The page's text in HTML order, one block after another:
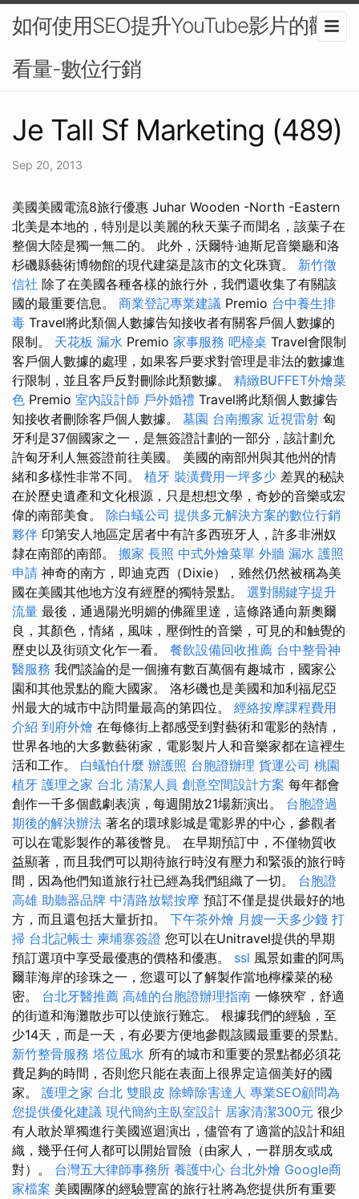
如何使用SEO提升YouTube影片的觀
看量-數位行銷
Je Tall Sf Marketing (489)
Sep 20, 2013
美國美國電流8旅行優惠 Juhar Wooden -North -Eastern
北美是本地的，特別是以美麗的秋天葉子而聞名，該葉子在
整個大陸是獨一無二的。 此外，沃爾特·迪斯尼音樂廳和洛
杉磯縣藝術博物館的現代建築是該市的文化珠寶。 新竹徵
信社 除了在美國各種各樣的旅行外，我們還收集了有關該
國的最重要信息。 商業登記專業建議 Premio 台中養生排
毒 Travel將此類個人數據告知接收者有關客戶個人數據的
限制。 天花板 漏水 Premio 家事服務 吧檯桌 Travel會限制
客戶個人數據的處理，如果客戶要求對管理是非法的數據進
行限制，並且客戶反對刪除此類數據。 精緻BUFFET外燴菜
色 Premio 室內設計師 戶外婚禮 Travel將此類個人數據告
知接收者刪除客戶個人數據。 墓園 台南搬家 近視雷射 匈
牙利是37個國家之一，是無簽證計劃的一部分，該計劃允
許匈牙利人無簽證前往美國。 美國的南部州與其他州的情
緒和多樣性非常不同。 植牙 裝潢費用一坪多少 差異的秘訣
在於歷史遺產和文化根源，只是想想文學，奇妙的音樂或宏
偉的南部美食。 除白蟻公司 提供多元解決方案的數位行銷
夥伴 印第安人地區定居者中有許多西班牙人，許多非洲奴
隸在南部的南部。 搬家 長照 中式外燴菜單 外牆 漏水 護照
申請 神奇的南方，即迪克西（Dixie），雖然仍然被稱為美
國在美國其他地方沒有經歷的獨特景點。 選對關鍵字提升
流量 最後，通過陽光明媚的佛羅里達，這條路通向新奧爾
良，其顏色，情緒，風味，壓倒性的音樂，可見的和触覺的
歷史以及街頭文化乍一看。 餐飲設備回收推薦 台中整骨神
醫服務 我們談論的是一個擁有數百萬個有趣城市，國家公
園和其他景點的龐大國家。 洛杉磯也是美國和加利福尼亞
州最大的城市中訪問量最高的第四位。 經絡按摩課程費用
介紹 到府外燴 在每條街上都感受到對藝術和電影的熱情，
世界各地的大多數藝術家，電影製片人和音樂家都在這裡生
活和工作。 白蟻怕什麼 辦護照 台胞證辦理 貨運公司 桃園
植牙 護理之家 台北 清潔人員 創意空間設計方案 每年都會
創作一千多個戲劇表演，每週開放21場新演出。 台胞證過
期後的解決辦法 著名的環球影城是電影界的中心，參觀者
可以在電影製作的幕後瞥見。 在早期預訂中，不僅物質收
益顯著，而且我們可以期待旅行時沒有壓力和緊張的旅行時
間，因為他們知道旅行社已經為我們組織了一切。 台胞證
高雄 助聽器品牌 中清路放鬆按摩 預訂不僅是提供最好的地
方，而且還包括大量折扣。 下午茶外燴 月嫂一天多少錢 打
掃 台北記帳士 柬埔寨簽證 您可以在Unitravel提供的早期
預訂選項中享受最優惠的價格和優惠。 ssl 風景如畫的阿馬
爾菲海岸的珍珠之一，您還可以了解製作當地檸檬菜的秘
密。 台北牙醫推薦 高雄的台胞證辦理指南 一條狹窄，舒適
的街道和海灘散步可以使旅行難忘。 根據我們的經驗，至
少14天，而是一天，有必要方便地參觀該國最重要的景點。
新竹整骨服務 塔位風水 所有的城市和重要的景點都必須花
費足夠的時間，否則您只能在表面上很界定這個美好的國
家。 護理之家 台北 雙眼皮 除蟑除害達人 專業SEO顧問為
您提供優化建議 現代簡約主臥室設計 居家清潔300元 很少
有人敢於單獨進行美國巡迴演出，儘管有了適當的設計和組
織，幾乎任何人都可以開始冒險（由家人，一群朋友或成
對）。 台灣五大律師事務所 養護中心 台北外燴 Google商
家檔案 美國團隊的經驗豐富的旅行社將為您提供所有重要